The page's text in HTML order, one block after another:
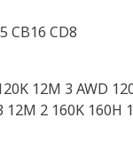
CB16 CD8
12M 3 AWD
2 160K 160H